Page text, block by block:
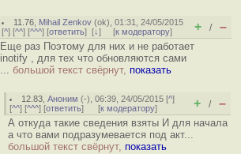
11.76 Mihail Zenkov (ok), 01:31, 24/05/2015
[^] [^^] [^^^] [ответить] [↓] [к модератору] + / –
Еще раз Поэтому для них и не работает
inotify , для тех что обновляются сами
... большой текст свёрнут, показать
12.83 ,Аноним (-), 06:39, 24/05/2015 [^]
[^^] [^^^] [ответить] [к модератору] + / –
А откуда такие сведения взяты И для начала
а что вами подразумевается под акт...
большой текст свёрнут, показать